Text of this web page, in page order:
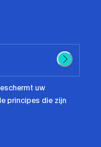
uw
principes die zijn